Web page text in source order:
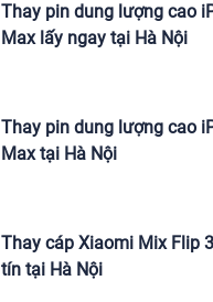
Thay pin dung lượng cao
Max lấy ngay tại Hà Nội
Thay pin dung lượng cao
Max tại Hà Nội
Thay cáp Xiaomi Mix Flip
tín tại Hà Nội